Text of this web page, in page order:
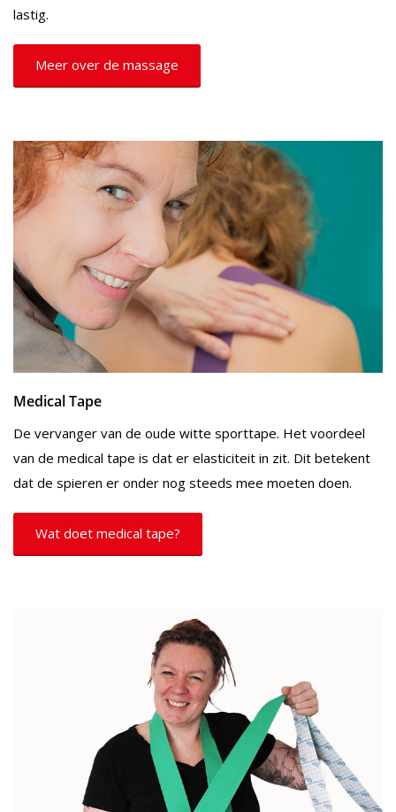
lastig.
Meer over de massage
Medical Tape
De vervanger van de oude witte sporttape. Het voordeel
van de medical tape is dat er elasticiteit in zit. Dit betekent
dat de spieren er onder nog steeds mee moeten doen.
Wat doet medical tape?